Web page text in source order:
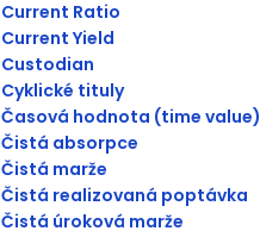
Current Ratio
Current Yield
Custodian
Cyklické tituly
Časová hodnota (time value)
Čistá absorpce
Čistá marže
Čistá realizovaná poptávka
Čistá úroková marže